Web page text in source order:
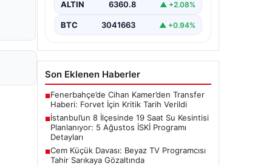
çalışmaları kapsamında…
ALTIN 6360.8 ▲ +2.08%
BTC 3041663 ▲ +0.94%
Son Eklenen Haberler
■Fenerbahçe’de Cihan Kamer’den Transfer
Haberi: Forvet İçin Kritik Tarih Verildi
■İstanbul’un 8 İlçesinde 19 Saat Su Kesintisi
Planlanıyor: 5 Ağustos İSKİ Programı
Detayları
■Cem Küçük Davası: Beyaz TV Programcısı
Tahir Sarıkaya Gözaltında